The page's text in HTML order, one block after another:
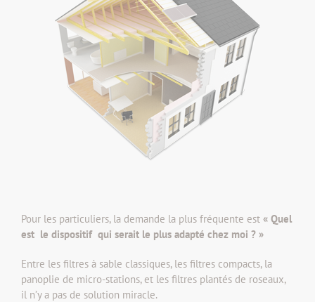
Pour les particuliers, la demande la plus fréquente est « Quel
est le dispositif qui serait le plus adapté chez moi ? »
Entre les filtres à sable classiques, les filtres compacts, la
panoplie de micro-stations, et les filtres plantés de roseaux,
il n’y a pas de solution miracle.